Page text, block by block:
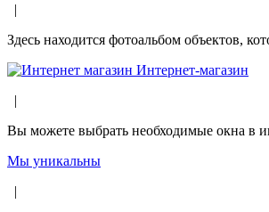
|
Здесь находится фотоальбом объектов,
Интернет-магазин
|
Вы можете выбрать необходимые окна в
Мы уникальны
|